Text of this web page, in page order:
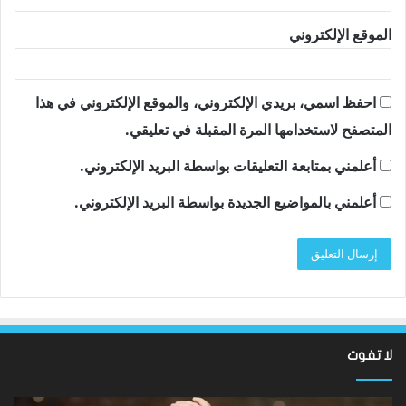
الموقع الإلكتروني
احفظ اسمي، بريدي الإلكتروني، والموقع الإلكتروني في هذا
المتصفح لاستخدامها المرة المقبلة في تعليقي.
أعلمني بمتابعة التعليقات بواسطة البريد الإلكتروني.
أعلمني بالمواضيع الجديدة بواسطة البريد الإلكتروني.
لا تفوت